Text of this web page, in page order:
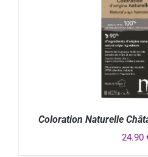
Coloration Naturelle
24.90